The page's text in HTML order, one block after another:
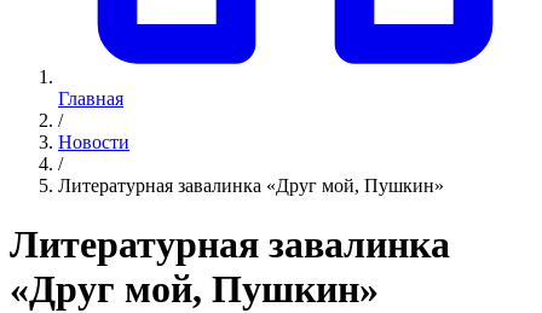
Главная
/
Новости
/
Литературная завалинка «Друг мой, Пушкин»
Литературная завалинка
«Друг мой, Пушкин»